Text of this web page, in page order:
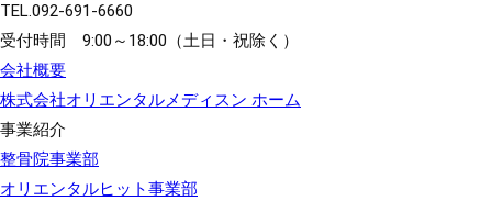
TEL.092-691-6660
受付時間 9:00～18:00（土日・祝除く）
会社概要
株式会社オリエンタルメディスン ホーム
事業紹介
整骨院事業部
オリエンタルヒット事業部